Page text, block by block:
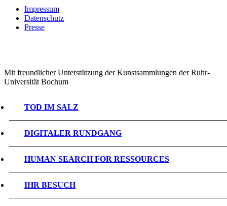
Impressum
Datenschutz
Presse
Mit freundlicher Unterstützung der Kunstsammlungen der Ruhr-
Universität Bochum
TOD IM SALZ
DIGITALER RUNDGANG
HUMAN SEARCH FOR RESSOURCES
IHR BESUCH